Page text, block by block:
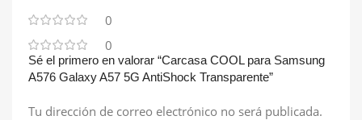
0
0
Sé el primero en valorar “Carcasa COOL para Samsung
A576 Galaxy A57 5G AntiShock Transparente”
Tu dirección de correo electrónico no será publicada.